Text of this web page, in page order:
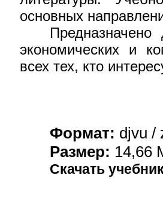
основных
Предназначено
экономических и
всех тех, кто
Формат: djvu /
Размер: 14,66
Скачать